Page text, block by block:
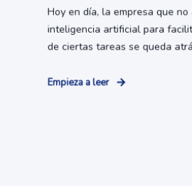
Hoy en día, la empresa que
inteligencia artificial para
de ciertas tareas se queda
Empieza a leer